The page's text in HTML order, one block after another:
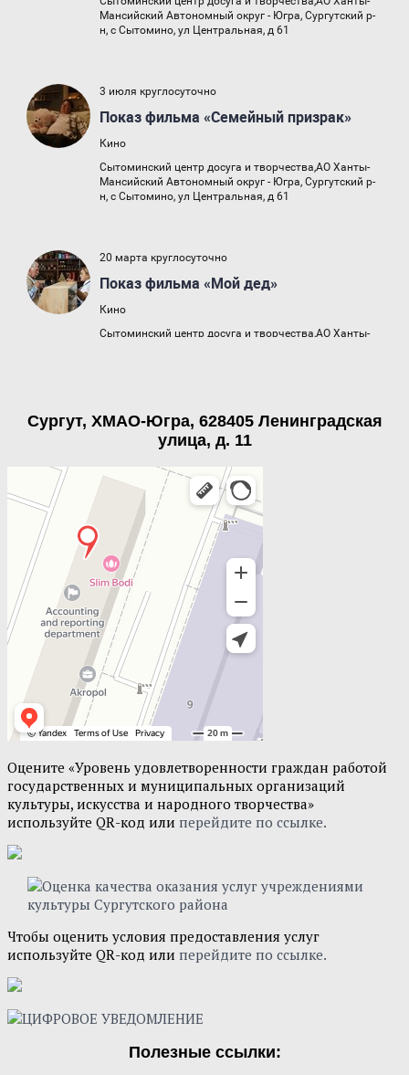
Сургут, ХМАО-Югра, 628405 Ленинградская
улица, д. 11
Оцените «Уровень удовлетворенности граждан работой
государственных и муниципальных организаций
культуры, искусства и народного творчества»
используйте QR-код или перейдите по ссылке.
Чтобы оценить условия предоставления услуг
используйте QR-код или перейдите по ссылке.
Полезные ссылки: